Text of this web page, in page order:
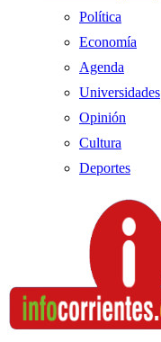
Política
Economía
Agenda
Universidades
Opinión
Cultura
Deportes